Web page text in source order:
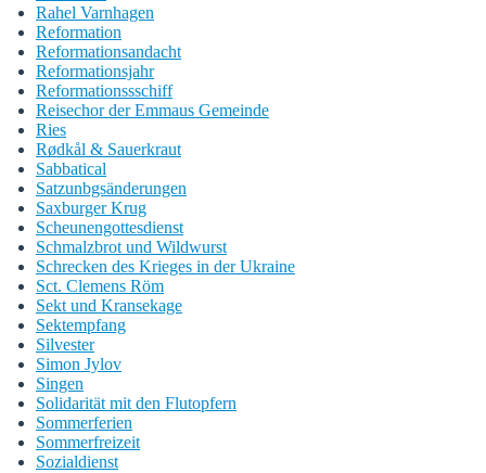
Rahel Varnhagen
Reformation
Reformationsandacht
Reformationsjahr
Reformationssschiff
Reisechor der Emmaus Gemeinde
Ries
Rødkål & Sauerkraut
Sabbatical
Satzunbgsänderungen
Saxburger Krug
Scheunengottesdienst
Schmalzbrot und Wildwurst
Schrecken des Krieges in der Ukraine
Sct. Clemens Röm
Sekt und Kransekage
Sektempfang
Silvester
Simon Jylov
Singen
Solidarität mit den Flutopfern
Sommerferien
Sommerfreizeit
Sozialdienst